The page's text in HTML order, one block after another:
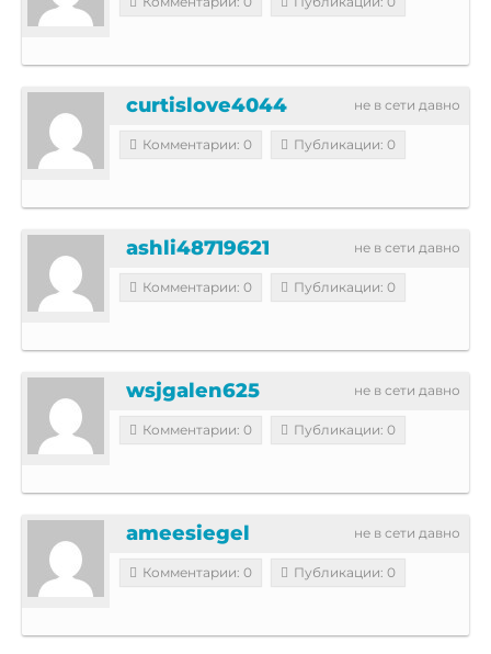
не в сети давно
curtislove4044
Комментарии: 0 Публикации: 0
не в сети давно
ashli48719621
Комментарии: 0 Публикации: 0
не в сети давно
wsjgalen625
Комментарии: 0 Публикации: 0
не в сети давно
ameesiegel
Комментарии: 0 Публикации: 0